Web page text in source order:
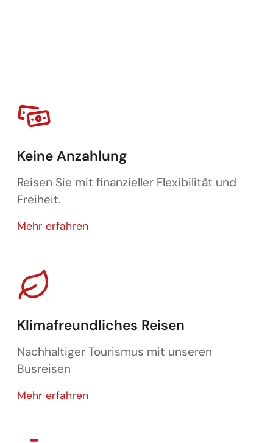
Keine Anzahlung
Reisen Sie mit finanzieller Flexibilität und
Freiheit.
Keine Anzahlung
Mehr erfahren
Klimafreundliches Reisen
Nachhaltiger Tourismus mit unseren
Busreisen
Klimafreundliches Reisen
Mehr erfahren